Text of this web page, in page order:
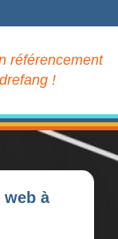
référencement
!
à